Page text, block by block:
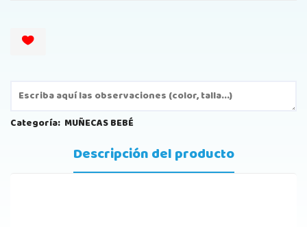
Categoría: MUÑECAS BEBÉ
Descripción del producto